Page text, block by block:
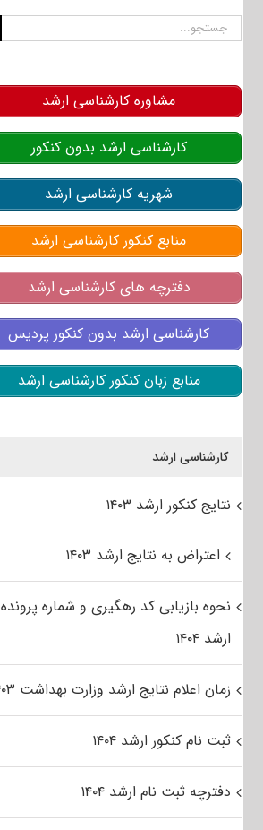
جستجو
مشاوره کارشناسی ارشد
کارشناسی ارشد بدون کنکور
شهریه کارشناسی ارشد
منابع کنکور کارشناسی ارشد
دفترچه های کارشناسی ارشد
کارشناسی ارشد بدون کنکور پردیس
منابع زبان کنکور کارشناسی ارشد
کارشناسی ارشد
نتایج کنکور ارشد ۱۴۰۳
اعتراض به نتایج ارشد ۱۴۰۳
نحوه بازیابی کد رهگیری و شماره پرونده
ارشد ۱۴۰۴
زمان اعلام نتایج ارشد وزارت بهداشت ۱۴۰۳
ثبت نام کنکور ارشد ۱۴۰۴
دفترچه ثبت نام ارشد ۱۴۰۴